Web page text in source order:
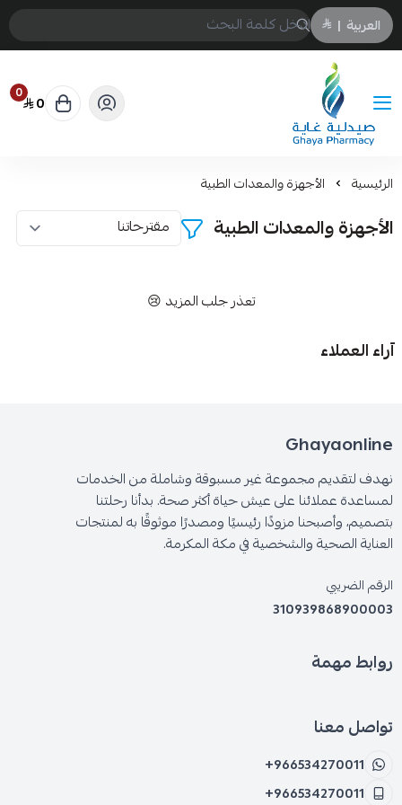
العربية |
Ghayaonline
0 0
الرئيسية الأجهزة والمعدات الطبية
الأجهزة والمعدات الطبية
تعذر جلب المزيد 😢
آراء العملاء
Ghayaonline
نهدف لتقديم مجموعة غير مسبوقة وشاملة من الخدمات
لمساعدة عملائنا على عيش حياة أكثر صحة. بدأنا رحلتنا
بتصميم، وأصبحنا مزودًا رئيسيًا ومصدرًا موثوقًا به لمنتجات
العناية الصحية والشخصية في مكة المكرمة.
الرقم الضريبي
310939868900003
روابط مهمة
تواصل معنا
+966534270011
+966534270011